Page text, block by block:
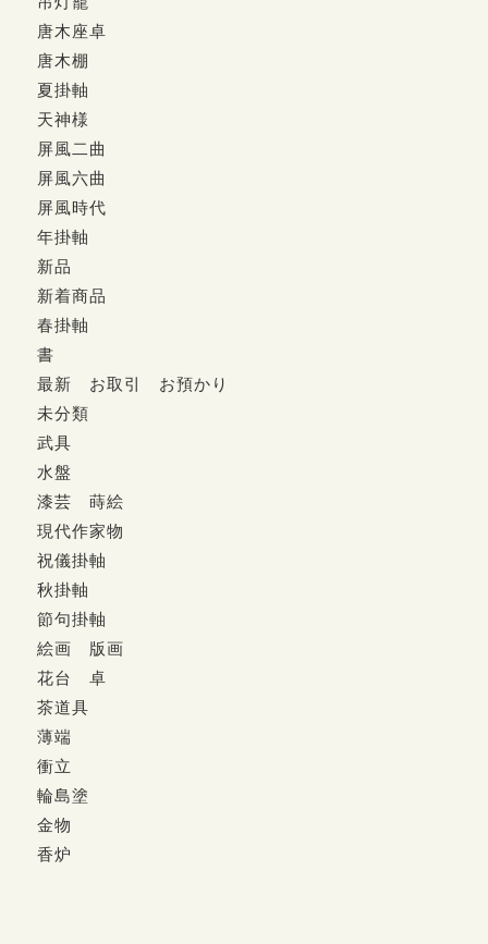
唐木座卓
唐木棚
夏掛軸
天神様
屏風二曲
屏風六曲
屏風時代
年掛軸
新品
新着商品
春掛軸
書
最新 お取引 お預かり
未分類
武具
水盤
漆芸 蒔絵
現代作家物
祝儀掛軸
秋掛軸
節句掛軸
絵画 版画
花台 卓
茶道具
薄端
衝立
輪島塗
金物
香炉